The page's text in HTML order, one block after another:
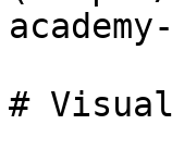
#